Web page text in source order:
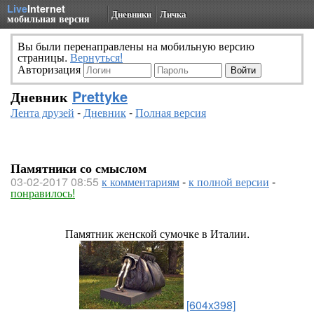
LiveInternet
мобильная версия Дневники Личка
Вы были перенаправлены на мобильную версию
страницы. Вернуться!
Авторизация
Дневник Prettyke
Лента друзей -Дневник-Полная версия
Памятники со смыслом
03-02-2017 08:55 к комментариям-к полной версии -
понравилось!
Памятник женской сумочке в Италии.
[604x398]